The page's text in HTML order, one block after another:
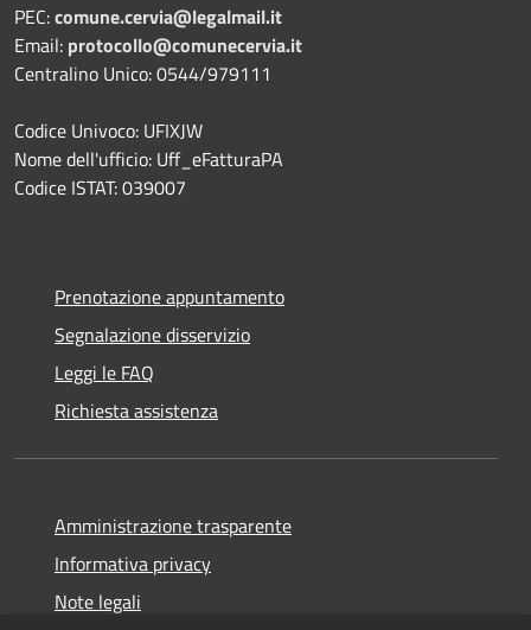
PEC:comune.cervia@legalmail.it
Email: protocollo@comunecervia.it
Centralino Unico: 0544/979111
Codice Univoco: UFIXJW
Nome dell'ufficio: Uff_eFatturaPA
Codice ISTAT: 039007
Prenotazione appuntamento
Segnalazione disservizio
Leggi le FAQ
Richiesta assistenza
Amministrazione trasparente
Informativa privacy
Note legali